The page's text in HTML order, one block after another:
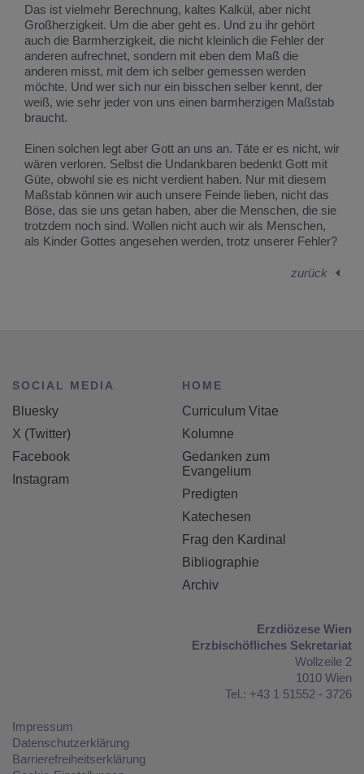
Das ist vielmehr Berechnung, kaltes Kalkül, aber nicht
Großherzigkeit. Um die aber geht es. Und zu ihr gehört
auch die Barmherzigkeit, die nicht kleinlich die Fehler der
anderen aufrechnet, sondern mit eben dem Maß die
anderen misst, mit dem ich selber gemessen werden
möchte. Und wer sich nur ein bisschen selber kennt, der
weiß, wie sehr jeder von uns einen barmherzigen Maßstab
braucht.
Einen solchen legt aber Gott an uns an. Täte er es nicht, wir
wären verloren. Selbst die Undankbaren bedenkt Gott mit
Güte, obwohl sie es nicht verdient haben. Nur mit diesem
Maßstab können wir auch unsere Feinde lieben, nicht das
Böse, das sie uns getan haben, aber die Menschen, die sie
trotzdem noch sind. Wollen nicht auch wir als Menschen,
als Kinder Gottes angesehen werden, trotz unserer Fehler?
zurück
SOCIAL MEDIA
Bluesky
X (Twitter)
Facebook
Instagram
HOME
Curriculum Vitae
Kolumne
Gedanken zum
Evangelium
Predigten
Katechesen
Frag den Kardinal
Bibliographie
Archiv
Erzdiözese Wien
Erzbischöfliches Sekretariat
Wollzeile 2
1010 Wien
Tel.: +43 1 51552 - 3726
Impressum
Datenschutzerklärung
Barrierefreiheitserklärung